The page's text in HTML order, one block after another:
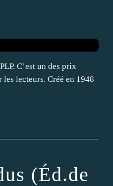
C’est un des prix
lecteurs. Créé en 1948
(Éd.de